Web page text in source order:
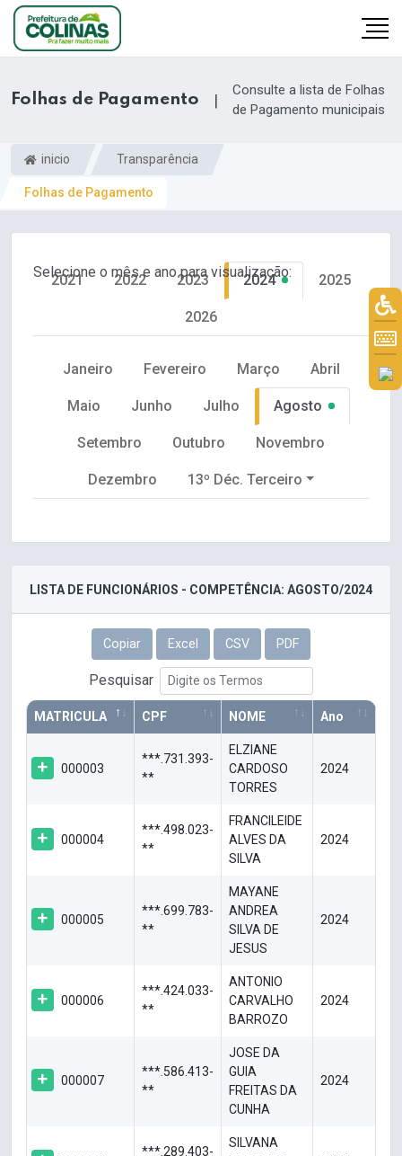
Folhas de Pagamento |
Consulte a lista de Folhas
de Pagamento municipais
inicio Transparência
Folhas de Pagamento
Selecione o mês e ano para visualização:
2021 2022 2023 2024 2025
2026
Janeiro Fevereiro Março Abril
Maio Junho Julho Agosto
Setembro Outubro Novembro
Dezembro 13º Déc. Terceiro
LISTA DE FUNCIONÁRIOS - COMPETÊNCIA: AGOSTO/2024
Copiar Excel CSV PDF
Pesquisar
MATRICULA CPF NOME Ano
000003
***.731.393-
**
ELZIANE
CARDOSO
TORRES
2024
000004
***.498.023-
**
FRANCILEIDE
ALVES DA
SILVA
2024
000005
***.699.783-
**
MAYANE
ANDREA
SILVA DE
JESUS
2024
000006
***.424.033-
**
ANTONIO
CARVALHO
BARROZO
2024
000007
***.586.413-
**
JOSE DA
GUIA
FREITAS DA
CUNHA
2024
***.289.403-
SILVANA